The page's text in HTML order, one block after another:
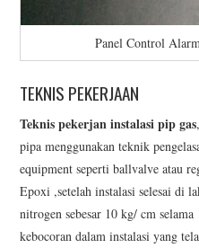
Panel Control
TEKNIS PEKERJAAN
Teknis pekerjan instalasi pip gas
pipa menggunakan teknik
equipment seperti ballvalve atau
Epoxi ,setelah instalasi selesai di
nitrogen sebesar 10 kg/ cm
kebocoran dalam instalasi yang